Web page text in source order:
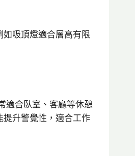
吸頂燈適合層高有限
適合臥室、客廳等休憩
升警覺性，適合工作